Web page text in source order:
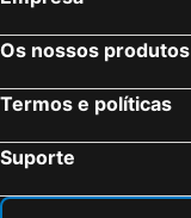
Os nossos produtos
Termos e políticas
Suporte